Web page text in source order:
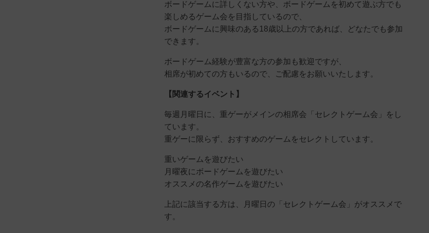
ボードゲームに詳しくない方や、ボードゲームを初めて遊ぶ方でも
楽しめるゲーム会を目指しているので、
ボードゲームに興味のある18歳以上の方であれば、どなたでも参加
できます。
ボードゲーム経験が豊富な方の参加も歓迎ですが、
相席が初めての方もいるので、ご配慮をお願いいたします。
【関連するイベント】
毎週月曜日に、重ゲーがメインの相席会「セレクトゲーム会」をし
ています。
重ゲーに限らず、おすすめのゲームをセレクトしています。
重いゲームを遊びたい
月曜夜にボードゲームを遊びたい
オススメの名作ゲームを遊びたい
上記に該当する方は、月曜日の「セレクトゲーム会」がオススメで
す。